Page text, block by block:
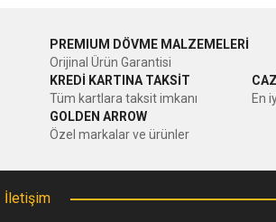
Ürün resmi kalitesiz, bozuk veya
Ürün açıklamasında eksik bilgiler bulunuyor.
Ürün bilgilerinde hatalar bulunuyor.
Ürün fiyatı diğer sitelerden daha pahalı.
PREMIUM DÖVME MALZEMELERİ
Orijinal Ürün Garantisi
KREDİ KARTINA TAKSİT
Tüm kartlara taksit imkanı
En
GOLDEN ARROW
Özel markalar ve ürünler
İletişim